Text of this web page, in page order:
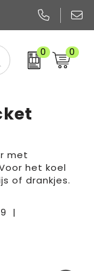
0 0
met
het koel
of drankjes.